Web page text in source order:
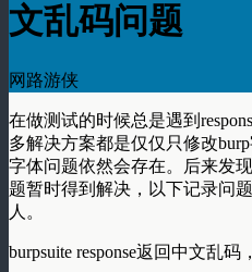
文乱码问题
网路游侠
在做测试的时候总是遇到
多解决方案都是仅仅只修改
字体问题依然会存在。后来发
题暂时得到解决，以下记录问
人。
burpsuite response返回中文乱码